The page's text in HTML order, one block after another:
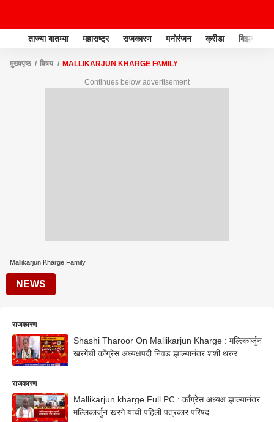
ताज्या बातम्या महाराष्ट्र राजकारण मनोरंजन क्रीडा बिझनेस
मुख्यपृष्ठ विषय MALLIKARJUN KHARGE FAMILY
Continues below advertisement
Mallikarjun Kharge Family
NEWS
राजकारण
Shashi Tharoor On Mallikarjun Kharge : मल्ल्किार्जुन
खरगेंची काँग्रेस अध्यक्षपदी निवड झाल्यानंतर शशी थरुर
राजकारण
Mallikarjun kharge Full PC : काँग्रेस अध्यक्ष झाल्यानंतर
मल्लिकार्जुन खरगे यांची पहिली पत्रकार परिषद